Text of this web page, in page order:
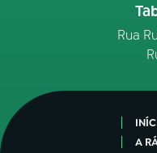
Rua
A